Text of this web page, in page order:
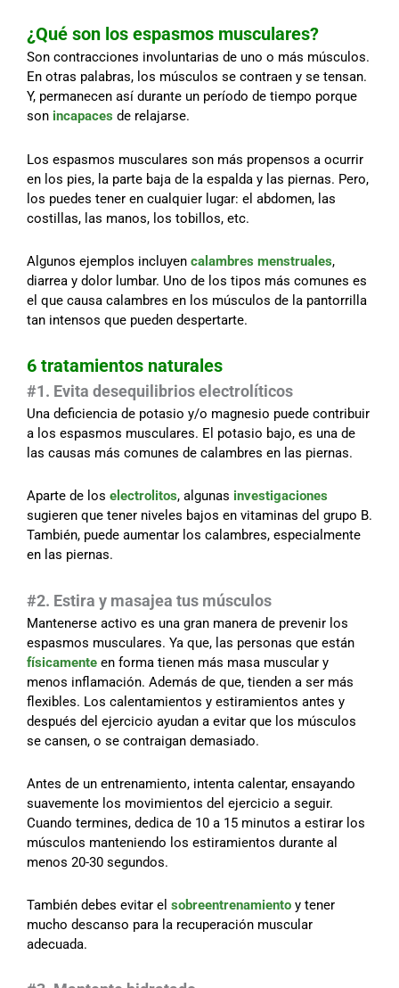
¿Qué son los espasmos musculares?
Son contracciones involuntarias de uno o más músculos.
En otras palabras, los músculos se contraen y se tensan.
Y, permanecen así durante un período de tiempo porque
son incapaces de relajarse.
Los espasmos musculares son más propensos a ocurrir
en los pies, la parte baja de la espalda y las piernas. Pero,
los puedes tener en cualquier lugar: el abdomen, las
costillas, las manos, los tobillos, etc.
Algunos ejemplos incluyen calambres menstruales,
diarrea y dolor lumbar. Uno de los tipos más comunes es
el que causa calambres en los músculos de la pantorrilla
tan intensos que pueden despertarte.
6 tratamientos naturales
#1. Evita desequilibrios electrolíticos
Una deficiencia de potasio y/o magnesio puede contribuir
a los espasmos musculares. El potasio bajo, es una de
las causas más comunes de calambres en las piernas.
Aparte de los electrolitos, algunas investigaciones
sugieren que tener niveles bajos en vitaminas del grupo B.
También, puede aumentar los calambres, especialmente
en las piernas.
#2. Estira y masajea tus músculos
Mantenerse activo es una gran manera de prevenir los
espasmos musculares. Ya que, las personas que están
físicamente en forma tienen más masa muscular y
menos inflamación. Además de que, tienden a ser más
flexibles. Los calentamientos y estiramientos antes y
después del ejercicio ayudan a evitar que los músculos
se cansen, o se contraigan demasiado.
Antes de un entrenamiento, intenta calentar, ensayando
suavemente los movimientos del ejercicio a seguir.
Cuando termines, dedica de 10 a 15 minutos a estirar los
músculos manteniendo los estiramientos durante al
menos 20-30 segundos.
También debes evitar el sobreentrenamiento y tener
mucho descanso para la recuperación muscular
adecuada.